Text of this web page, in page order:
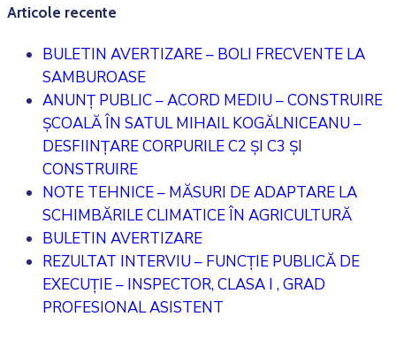
Articole recente
BULETIN AVERTIZARE – BOLI FRECVENTE LA
SAMBUROASE
ANUNȚ PUBLIC – ACORD MEDIU – CONSTRUIRE
ȘCOALĂ ÎN SATUL MIHAIL KOGĂLNICEANU –
DESFIINȚARE CORPURILE C2 ȘI C3 ȘI
CONSTRUIRE
NOTE TEHNICE – MĂSURI DE ADAPTARE LA
SCHIMBĂRILE CLIMATICE ÎN AGRICULTURĂ
BULETIN AVERTIZARE
REZULTAT INTERVIU – FUNCȚIE PUBLICĂ DE
EXECUȚIE – INSPECTOR, CLASA I , GRAD
PROFESIONAL ASISTENT